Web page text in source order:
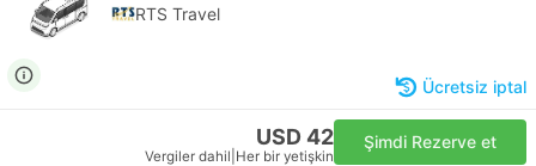
RTS Travel
Ücretsiz iptal
USD 42
Vergiler dahil Her bir yetişkin
Şimdi Rezerve et